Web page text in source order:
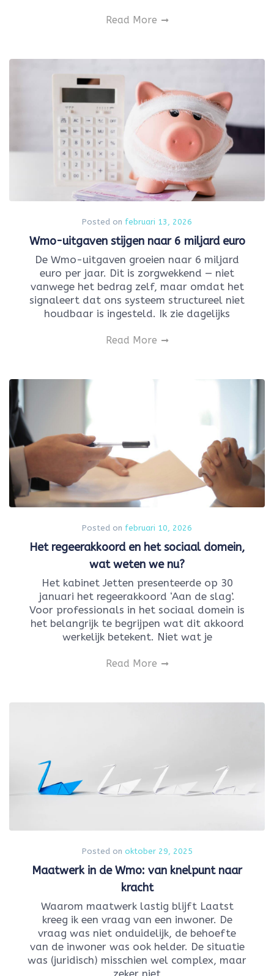
Read More
Posted on februari 13, 2026
Wmo-uitgaven stijgen naar 6 miljard euro
De Wmo-uitgaven groeien naar 6 miljard
euro per jaar. Dit is zorgwekkend — niet
vanwege het bedrag zelf, maar omdat het
signaleert dat ons systeem structureel niet
houdbaar is ingesteld. Ik zie dagelijks
Read More
Posted on februari 10, 2026
Het regeerakkoord en het sociaal domein,
wat weten we nu?
Het kabinet Jetten presenteerde op 30
januari het regeerakkoord ‘Aan de slag’.
Voor professionals in het sociaal domein is
het belangrijk te begrijpen wat dit akkoord
werkelijk betekent. Niet wat je
Read More
Posted on oktober 29, 2025
Maatwerk in de Wmo: van knelpunt naar
kracht
Waarom maatwerk lastig blijft Laatst
kreeg ik een vraag van een inwoner. De
vraag was niet onduidelijk, de behoefte
van de inwoner was ook helder. De situatie
was (juridisch) misschien wel complex, maar